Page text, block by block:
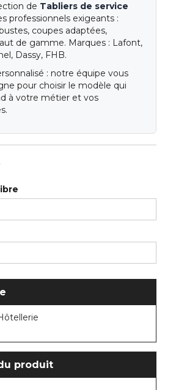
Qui sommes-nous ?
Notre magasin
Nos services
Nos catalogues
de Tabliers de service
professionnels exigeants :
coupes adaptées,
de gamme. Marques : Lafont,
Dassy, FHB.
: notre équipe vous
pour choisir le modèle qui
à votre métier et vos
produit